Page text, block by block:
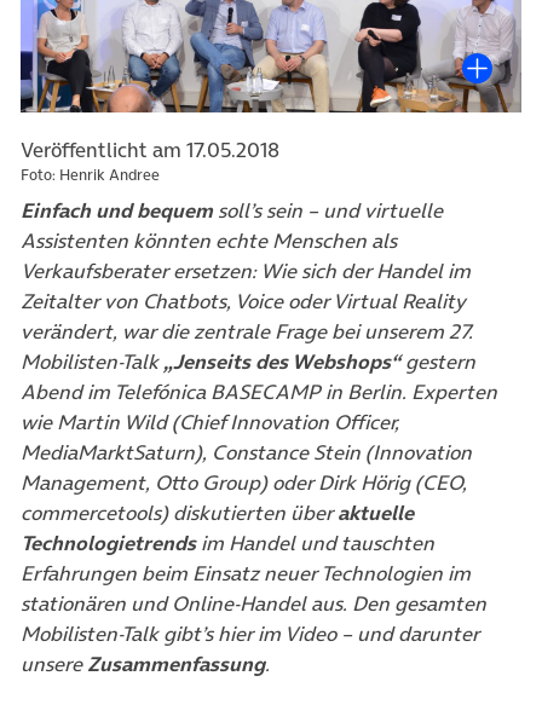
Veröffentlicht am 17.05.2018
Foto: Henrik Andree
Einfach und bequemsoll’s sein – und virtuelle
Assistenten könnten echte Menschen als
Verkaufsberater ersetzen: Wie sich der Handel im
Zeitalter von Chatbots, Voice oder Virtual Reality
verändert, war die zentrale Frage bei unserem 27.
Mobilisten-Talk„Jenseits des Webshops“gestern
Abend im Telefónica BASECAMP in Berlin. Experten
wie Martin Wild (Chief Innovation Officer,
MediaMarktSaturn), Constance Stein (Innovation
Management, Otto Group) oder Dirk Hörig (CEO,
commercetools) diskutierten überaktuelle
Technologietrendsim Handel und tauschten
Erfahrungen beim Einsatz neuer Technologien im
stationären und Online-Handel aus. Den gesamten
Mobilisten-Talk gibt’s hier im Video – und darunter
unsereZusammenfassung.